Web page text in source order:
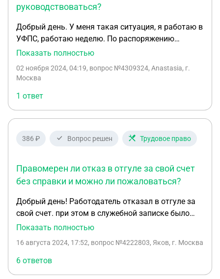
руководствоваться?
Добрый день. У меня такая ситуация, я работаю в
УФПС, работаю неделю. По распоряжению
руководителя блока логистики нас направили на
но вчера на меня и мою коллегу составили акт по
заработной платы в виде 4 часов, то есть они не
оплатят. В дальнейшем сказали если не вернёмся
работать в управление УФПС, то нас уволят по
статье. По данному факту была написана жалоба
в трудовую инспекцию. Подскажите правомерны
могу руководствоваться?
Показать полностью
02 ноября 2024, 04:19, вопрос №4309324, Anastasia, г.
Москва
1 ответ
386 ₽ Вопрос решен Трудовое право
Правомерен ли отказ в отгуле за свой счет
без справки и можно ли пожаловаться?
Добрый день! Работодатель отказал в отгуле за
свой счет. при этом в служебной записке было
указано, прошу предоставить отгул за свой счет в
из учебного заведения. Справку предоставить не
смог тк ВУЗ коммерческий и таких справок не
дает. в отгуле отказали в устной форме. попросил
Показать полностью
16 августа 2024, 17:52, вопрос №4222803, Яков, г. Москва
6 ответов